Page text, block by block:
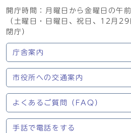
開庁時間：月曜日から金曜日の午
（土曜日・日曜日、祝日、12月
閉庁）
庁舎案内
市役所への交通案内
よくあるご質問（FAQ）
手話で電話をする